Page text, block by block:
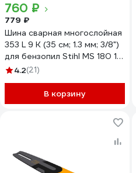
760 ₽
779 ₽
Шина сварная многослойная
353 L 9 K (35 см; 1.3 мм; 3/8")
для бензопил Stihl MS 180 14
Rezer 03.016.00003
4.2(21)
В корзину